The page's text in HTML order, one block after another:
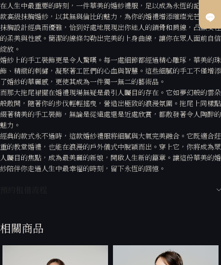
在人生中最重要的時刻，一件華美的婚紗禮服，足以成為永恆的記憶。這
款高級抹胸婚紗，以其無與倫比的魅力，為你的婚禮增添璀璨光芒。
抹胸設計經典而優雅，恰到好處地展現出你迷人的鎖骨和肩線，凸顯女性
的柔美與性感。簡潔的線條勾勒出完美的上身曲線，讓你在眾人面前自信
綻放。
婚紗上的手工裝飾更是令人驚嘆。每一處細節都經過精心雕琢，華美的珠
飾、精緻的刺繡，凝聚著工匠們的心血與智慧。這些細膩的手工不僅增添
了婚紗的華麗感，更使其成為一件獨一無二的藝術品。
而那大拖尾裙擺在婚禮現場無疑是最引人矚目的存在。它如夢幻般的雲朵
般散開，隨著你的步伐輕輕搖曳，營造出極致的浪漫氛圍。拖尾上同樣點
綴著精美的手工裝飾，無論是從遠處還是近處欣賞，都散發著令人陶醉的
魅力。
經典的款式永不過時，這款婚紗禮服將細膩與大氣完美融合。它既適合莊
重的教堂婚禮，也能在浪漫的戶外儀式中脫穎而出。穿上它，你將成為眾
人矚目的焦點，成為最美麗的新娘，開啟人生新的篇章。讓這份華美的婚
紗陪伴你走過人生中最幸福的時刻，留下永恆的回憶。
相關商品